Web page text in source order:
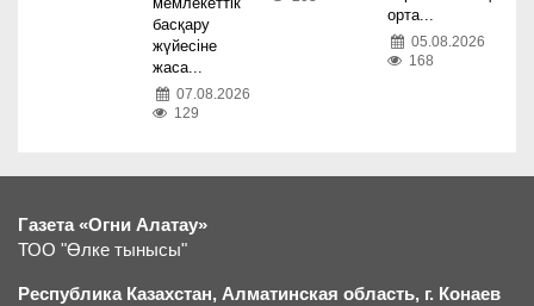
басқару
жүйесіне
жаса...
07.08.2026
129
орта...
05.08.2026
168
Газета «Огни Алатау»
ТОО "Өлке тынысы"
Республика Казахстан, Алматинская область, г. Конаев